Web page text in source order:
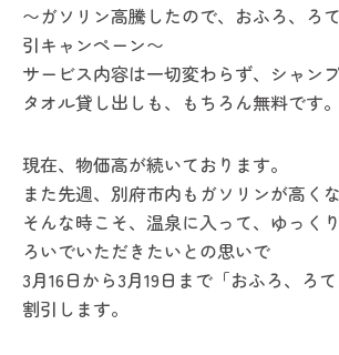
〜ガソリン高騰したので、おふろ、ろ
引キャンペーン〜
サービス内容は一切変わらず、シャン
タオル貸し出しも、もちろん無料です。
現在、物価高が続いております。
また先週、別府市内もガソリンが高く
そんな時こそ、温泉に入って、ゆっく
ろいでいただきたいとの思いで
3月16日から3月19日まで「おふろ、ろ
割引します。